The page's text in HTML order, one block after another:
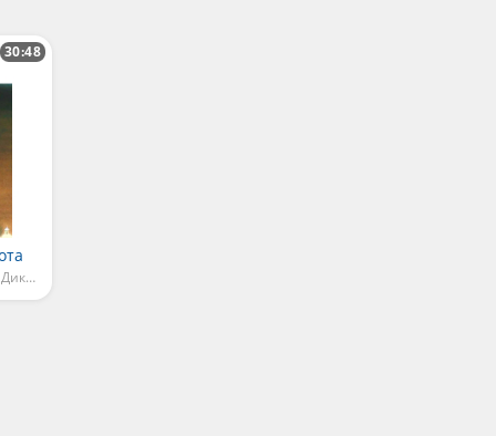
Вечера на хуторе близ Диканьки
30:48